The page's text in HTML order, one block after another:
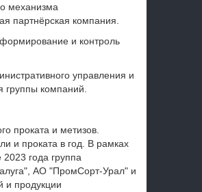
механизма
партнёрская компания.
и контроль
управления и
компаний.
проката и метизов.
и проката в год. В рамках
года группа
АО "ПромСорт-Урал" и
продукции